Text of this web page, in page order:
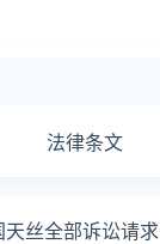
法律条文
丝全部诉讼请求